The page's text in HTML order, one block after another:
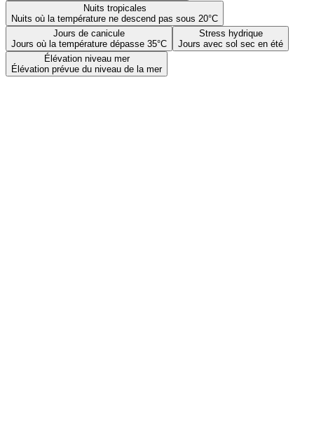
Nuits tropicales
Nuits où la température ne descend pas sous 20°C
Jours de canicule
Jours où la température dépasse 35°C
Stress hydrique
Jours avec sol sec en été
Élévation niveau mer
Élévation prévue du niveau de la mer